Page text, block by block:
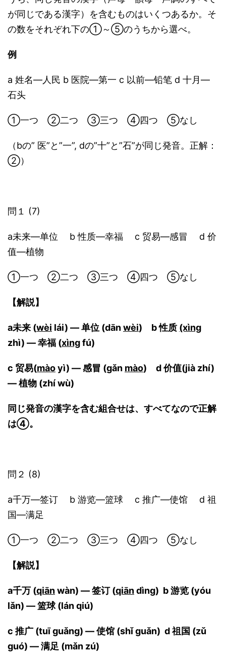
が同じである漢字）を含むものはいくつあるか。そ
の数をそれぞれ下の①～⑤のうちから選べ。
例
a 姓名―人民 b 医院―第一 c 以前―铅笔 d 十月―
石头
①一つ ②二つ ③三つ ④四つ ⑤なし
（bの” 医”と”一”, dの”十”と”石”が同じ発音。正解：
②）
問１ (7)
a未来―单位 b 性质―幸福 c 贸易―感冒 d 价
值―植物
①一つ ②二つ ③三つ ④四つ ⑤なし
【解説】
a未来 (wèi lái) ― 单位 (dānwèi) b 性质 (xìng
zhì) ― 幸福 (xìngfú)
c 贸易(màoyì) ― 感冒 (gǎn mào) d 价值(jià zhí)
― 植物 (zhí wù)
同じ発音の漢字を含む組合せは、すべてなので正解
は④。
問２ (8)
a千万―签订 b 游览―篮球 c 推广―使馆 d 祖
国―满足
①一つ ②二つ ③三つ ④四つ ⑤なし
【解説】
a千万 (qiānwàn) ― 签订 (qiāndìng) b 游览 (yóu
lǎn) ― 篮球 (lán qiú)
c 推广 (tuī guǎng) ― 使馆 (shǐ guǎn) d 祖国 (zǔ
guó) ― 满足 (mǎn zú)